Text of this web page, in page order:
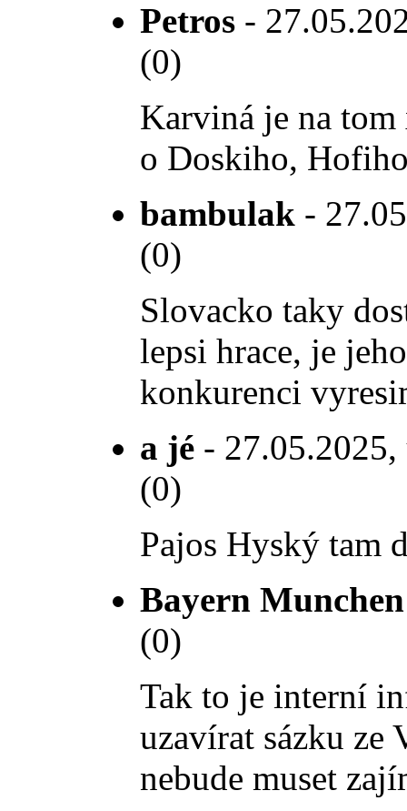
Petros -
(0)
Karviná je na tom
o Doskiho,
bambulak -
(0)
Slovacko taky
lepsi hrace, je
konkurenci
a jé -
(0)
Pajos Hyský tam
Bayern Munchen
(0)
Tak to je interní
uzavírat sázku ze
nebude muset